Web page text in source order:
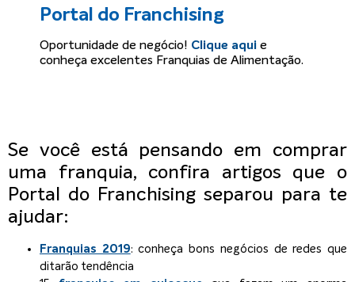
Portal do Franchising
Oportunidade de negócio! Clique aqui e
conheça excelentes Franquias de Alimentação.
Se você está pensando em comprar
uma franquia, confira artigos que o
Portal do Franchising separou para te
ajudar:
Franquias 2019: conheça bons negócios de redes que
ditarão tendência